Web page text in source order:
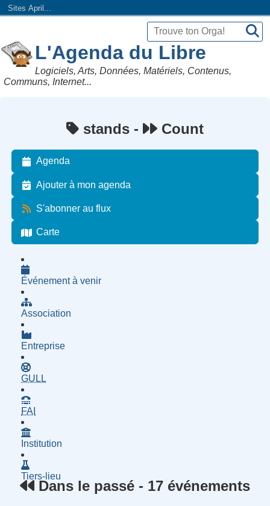
Sites April...
L'Agenda du Libre
Logiciels, Arts, Données, Matériels, Contenus,
Communs, Internet...
stands - Count
Agenda
Ajouter à mon agenda
S'abonner au flux
Carte
Événement à venir
Association
Entreprise
GULL
FAI
Institution
Tiers-lieu
Dans le passé - 17 événements